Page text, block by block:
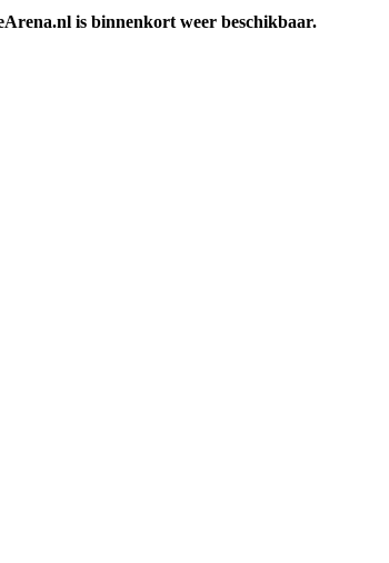
is binnenkort weer beschikbaar.